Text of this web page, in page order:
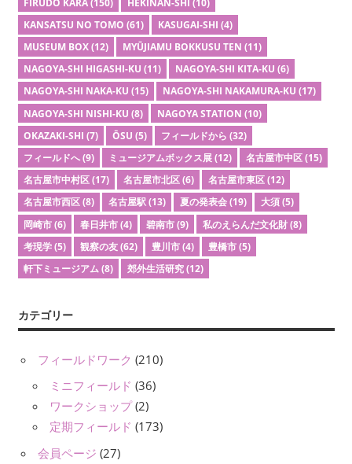
KANSATSU NO TOMO (61) KASUGAI-SHI (4)
MUSEUM BOX(12) MYŪJIAMU BOKKUSU TEN (11)
NAGOYA-SHI HIGASHI-KU (11) NAGOYA-SHI KITA-KU (6)
NAGOYA-SHI NAKA-KU (15) NAGOYA-SHI NAKAMURA-KU (17)
NAGOYA-SHI NISHI-KU (8) NAGOYA STATION (10)
OKAZAKI-SHI (7) ŌSU (5) フィールドから (32)
フィールドへ(9) ミュージアムボックス展(12) 名古屋市中区(15)
名古屋市中村区(17) 名古屋市北区(6) 名古屋市東区(12)
名古屋市西区(8) 名古屋駅(13) 夏の発表会(19) 大須(5)
岡崎市(6) 春日井市(4) 碧南市(9) 私のえらんだ文化財(8)
考現学(5) 観察の友(62) 豊川市(4) 豊橋市(5)
軒下ミュージアム(8) 郊外生活研究(12)
カテゴリー
フィールドワーク (210)
ミニフィールド (36)
ワークショップ(2)
定期フィールド (173)
会員ページ (27)